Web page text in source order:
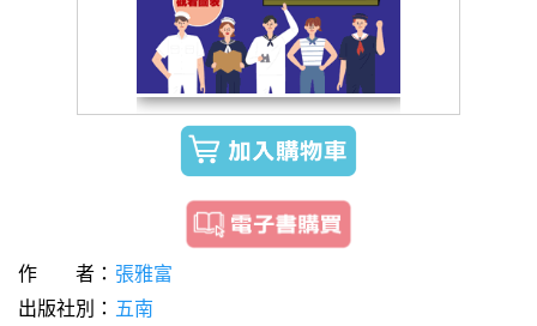
作 者： 張雅富
出版社別： 五南